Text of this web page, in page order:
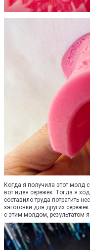
Когда я получила этот молд
вот идея сережек. Тогда я
составило труда потратить
заготовки для других
с этим молдом, результатом